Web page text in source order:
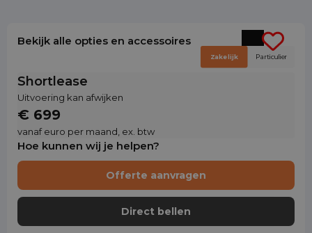
Bekijk alle opties en accessoires
Shortlease
Uitvoering kan afwijken
€ 699
vanaf euro per maand, ex. btw
Zakelijk Particulier
Hoe kunnen wij je helpen?
Offerte aanvragen
Direct bellen